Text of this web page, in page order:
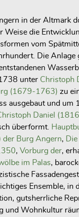
in der Altmark
Weise die
vom
Die Anlage
unter Christoph
(1679-1763) zu
ausgebaut und um
Daniel
überformt.
der Burg Angern,
, Vorburg der,
im Palas,
Ensemble, in
gutsherrliche
und Wohnkultur